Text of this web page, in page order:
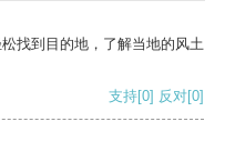
找到目的地，了解当地的风土
支持[0] 反对[0]